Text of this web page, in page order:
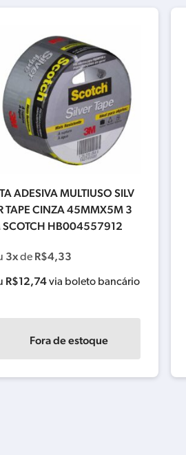
ADESIVA MULTIUSO SILV
TAPE CINZA 45MMX5M 3
SCOTCH HB004557912
3xde R$4,33
R$12,74via boleto bancário
Fora de estoque